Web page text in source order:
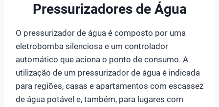
Pressurizadores de Água
O pressurizador de água é composto por uma
eletrobomba silenciosa e um controlador
automático que aciona o ponto de consumo. A
utilização de um pressurizador de água é indicada
para regiões, casas e apartamentos com escassez
de água potável e, também, para lugares com